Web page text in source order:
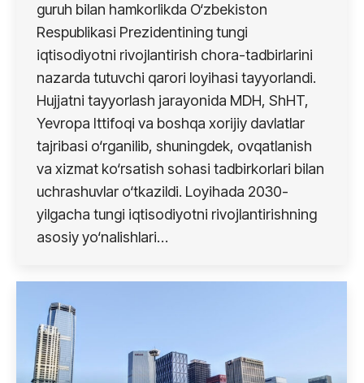
guruh bilan hamkorlikda O‘zbekiston
Respublikasi Prezidentining tungi
iqtisodiyotni rivojlantirish chora-tadbirlarini
nazarda tutuvchi qarori loyihasi tayyorlandi.
Hujjatni tayyorlash jarayonida MDH, ShHT,
Yevropa Ittifoqi va boshqa xorijiy davlatlar
tajribasi o‘rganilib, shuningdek, ovqatlanish
va xizmat ko‘rsatish sohasi tadbirkorlari bilan
uchrashuvlar o‘tkazildi. Loyihada 2030-
yilgacha tungi iqtisodiyotni rivojlantirishning
asosiy yo‘nalishlari…